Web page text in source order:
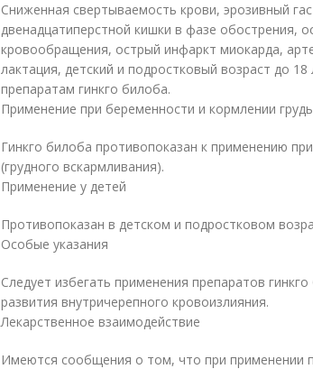
Сниженная свертываемость крови, эрозивный
двенадцатиперстной кишки в фазе обострения,
кровообращения, острый инфаркт миокарда,
лактация, детский и подростковый возраст до
препаратам гинкго билоба.
Применение при беременности и кормлении
Гинкго билоба противопоказан к применению
(грудного вскармливания).
Применение у детей
Противопоказан в детском и подростковом
Особые указания
Следует избегать применения препаратов
развития внутричерепного кровоизлияния.
Лекарственное взаимодействие
Имеются сообщения о том, что при применении